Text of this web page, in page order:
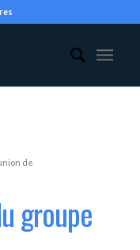
de
groupe